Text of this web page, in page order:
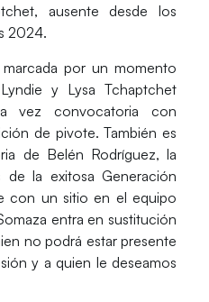
, ausente desde los
2024.
por un momento
Lyndie y Lysa Tchaptchet
vez convocatoria con
de pivote. También es
de Belén Rodríguez, la
de la exitosa Generación
un sitio en el equipo
entra en sustitución
no podrá estar presente
y a quien le deseamos